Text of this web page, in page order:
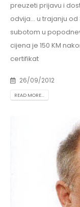
preuzeti prijavu i
odvija... u trajanju
subotom u
cijena je 150 KM
certifikat
26/09/2012
READ MORE...